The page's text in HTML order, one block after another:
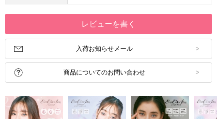
レビューを書く
入荷お知らせメール
商品についてのお問い合わせ